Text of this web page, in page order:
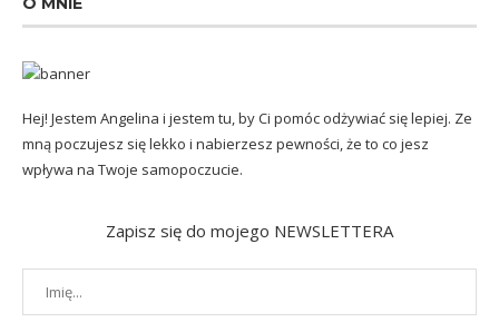
Hej! Jestem Angelina i jestem tu, by Ci pomóc odżywiać się lepiej. Ze
mną poczujesz się lekko i nabierzesz pewności, że to co jesz
wpływa na Twoje samopoczucie.
Zapisz się do mojego NEWSLETTERA